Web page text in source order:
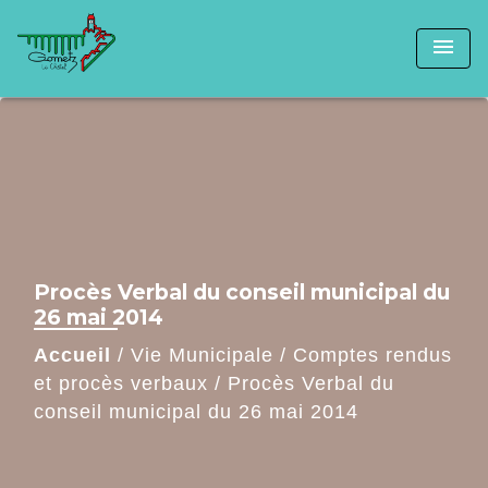
menu
Procès Verbal du conseil municipal du
26 mai 2014
Accueil / Vie Municipale / Comptes rendus
et procès verbaux / Procès Verbal du
conseil municipal du 26 mai 2014